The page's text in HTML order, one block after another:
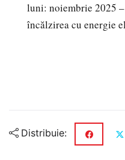
luni: noiembrie 2025
încălzirea cu energie
Distribuie: